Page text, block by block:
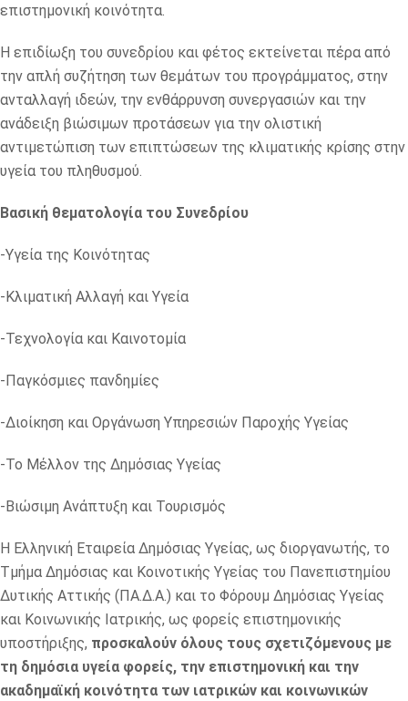
επιστημονική κοινότητα.
Η επιδίωξη του συνεδρίου και φέτος εκτείνεται πέρα από
την απλή συζήτηση των θεμάτων του προγράμματος, στην
ανταλλαγή ιδεών, την ενθάρρυνση συνεργασιών και την
ανάδειξη βιώσιμων προτάσεων για την ολιστική
αντιμετώπιση των επιπτώσεων της κλιματικής κρίσης στην
υγεία του πληθυσμού.
Βασική θεματολογία του Συνεδρίου
-Υγεία της Κοινότητας
-Κλιματική Αλλαγή και Υγεία
-Τεχνολογία και Καινοτομία
-Παγκόσμιες πανδημίες
-Διοίκηση και Οργάνωση Υπηρεσιών Παροχής Υγείας
-Το Μέλλον της Δημόσιας Υγείας
-Βιώσιμη Ανάπτυξη και Τουρισμός
Η Ελληνική Εταιρεία Δημόσιας Υγείας, ως διοργανωτής, το
Τμήμα Δημόσιας και Κοινοτικής Υγείας του Πανεπιστημίου
Δυτικής Αττικής (ΠΑ.Δ.Α.) και το Φόρουμ Δημόσιας Υγείας
και Κοινωνικής Ιατρικής, ως φορείς επιστημονικής
υποστήριξης, προσκαλούν όλους τους σχετιζόμενους με
τη δημόσια υγεία φορείς, την επιστημονική και την
ακαδημαϊκή κοινότητα των ιατρικών και κοινωνικών